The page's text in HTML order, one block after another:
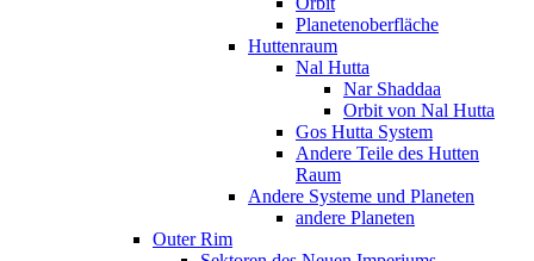
Planetenoberfläche
Huttenraum
Nal Hutta
Nar Shaddaa
Orbit von Nal Hutta
Gos Hutta System
Andere Teile des Hutten
Raum
Andere Systeme und Planeten
andere Planeten
Outer Rim